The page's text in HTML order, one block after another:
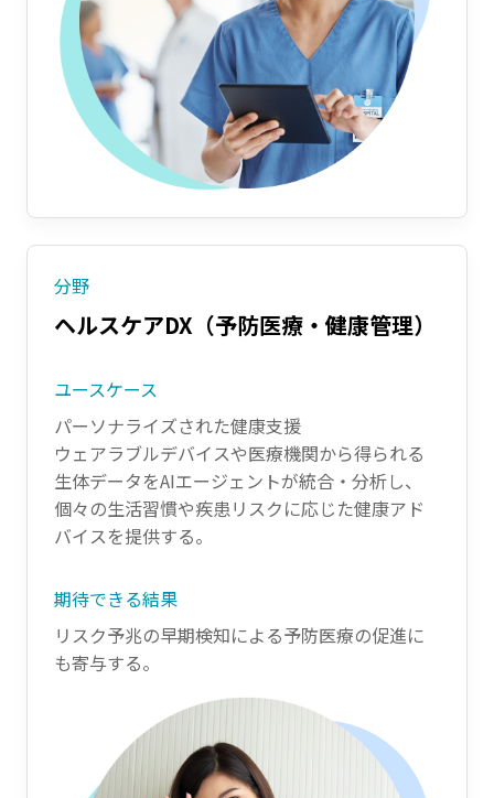
分野
ヘルスケアDX（予防医療・健康管理）
ユースケース
パーソナライズされた健康支援
ウェアラブルデバイスや医療機関から得られる
生体データをAIエージェントが統合・分析し、
個々の生活習慣や疾患リスクに応じた健康アド
バイスを提供する。
期待できる結果
リスク予兆の早期検知による予防医療の促進に
も寄与する。